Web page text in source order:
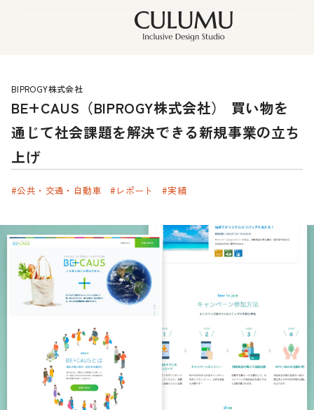
BE+CAUS（BIPROGY株式会社） 買い物を
通じて社会課題を解決できる新規事業の立ち
上げ
BIPROGY株式会社
#公共・交通・自動車 #レポート #実績